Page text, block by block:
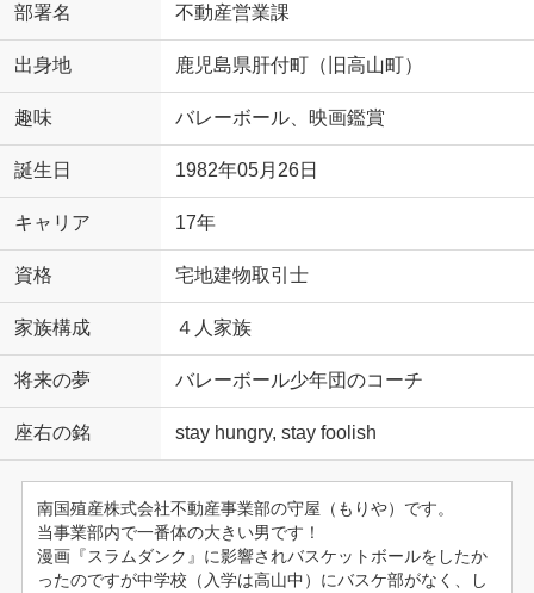
部署名 不動産営業課
出身地 鹿児島県肝付町（旧高山町）
趣味 バレーボール、映画鑑賞
誕生日 1982年05月26日
キャリア 17年
資格 宅地建物取引士
家族構成 ４人家族
将来の夢 バレーボール少年団のコーチ
座右の銘 stay hungry, stay foolish
南国殖産株式会社不動産事業部の守屋（もりや）です。
当事業部内で一番体の大きい男です！
漫画『スラムダンク』に影響されバスケットボールをしたか
ったのですが中学校（入学は高山中）にバスケ部がなく、し